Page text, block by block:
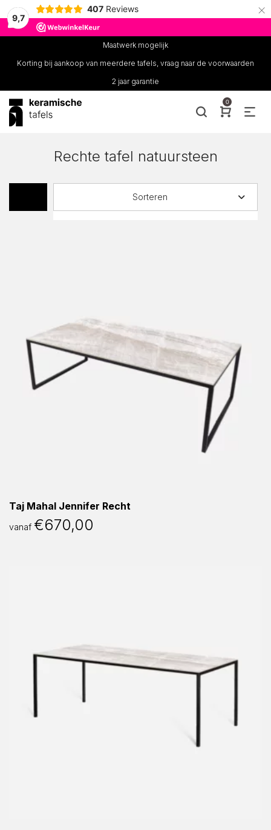
9,7
407 Reviews ×
Maatwerk mogelijk
Korting bij aankoop van meerdere tafels, vraag naar de voorwaarden
2 jaar garantie
0
Rechte tafel natuursteen
Sorteren
Taj Mahal Jennifer Recht
vanaf €670,00